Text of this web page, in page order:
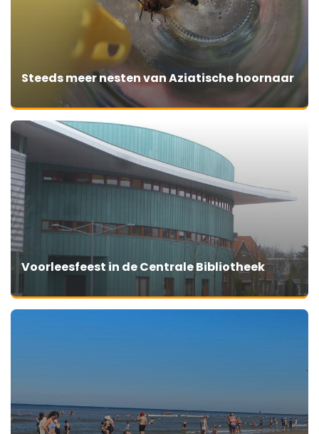
Steeds meer nesten van Aziatische hoornaar
Voorleesfeest in de Centrale Bibliotheek